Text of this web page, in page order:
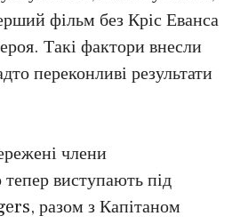
фільм без Кріс Еванса
Такі фактори внесли
переконливі результати
члени
виступають під
разом з Капітаном